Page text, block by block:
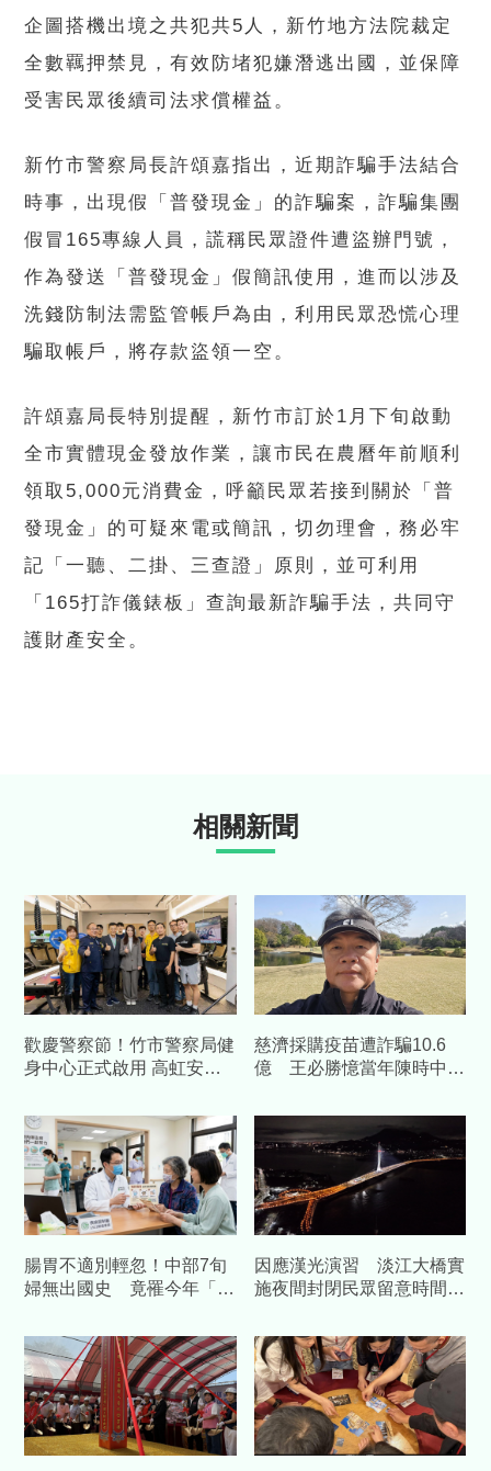
企圖搭機出境之共犯共5人，新竹地方法院裁定
全數羈押禁見，有效防堵犯嫌潛逃出國，並保障
受害民眾後續司法求償權益。
新竹市警察局長許頌嘉指出，近期詐騙手法結合
時事，出現假「普發現金」的詐騙案，詐騙集團
假冒165專線人員，謊稱民眾證件遭盜辦門號，
作為發送「普發現金」假簡訊使用，進而以涉及
洗錢防制法需監管帳戶為由，利用民眾恐慌心理
騙取帳戶，將存款盜領一空。
許頌嘉局長特別提醒，新竹市訂於1月下旬啟動
全市實體現金發放作業，讓市民在農曆年前順利
領取5,000元消費金，呼籲民眾若接到關於「普
發現金」的可疑來電或簡訊，切勿理會，務必牢
記「一聽、二掛、三查證」原則，並可利用
「165打詐儀錶板」查詢最新詐騙手法，共同守
護財產安全。
相關新聞
歡慶警察節！竹市警察局健
身中心正式啟用 高虹安：
慈濟採購疫苗遭詐騙10.6
億 王必勝憶當年陳時中睿
腸胃不適別輕忽！中部7旬
婦無出國史 竟罹今年「首
因應漢光演習 淡江大橋實
施夜間封閉民眾留意時間改